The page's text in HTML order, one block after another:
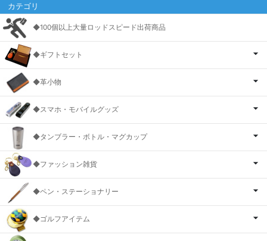
カテゴリ
◆100個以上大量ロッドスピード出荷商品
◆ギフトセット
◆革小物
◆スマホ・モバイルグッズ
◆タンブラー・ボトル・マグカップ
◆ファッション雑貨
◆ペン・ステーショナリー
◆ゴルフアイテム